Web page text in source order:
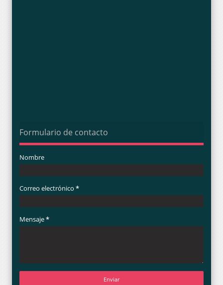
Formulario de contacto
Nombre
Correo electrónico *
Mensaje*